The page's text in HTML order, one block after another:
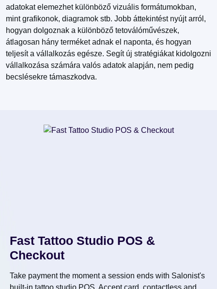
adatokat elemezhet különböző vizuális formátumokban,
mint grafikonok, diagramok stb. Jobb áttekintést nyújt arról,
hogyan dolgoznak a különböző tetoválóművészek,
átlagosan hány terméket adnak el naponta, és hogyan
teljesít a vállalkozás egésze. Segít új stratégiákat kidolgozni
vállalkozása számára valós adatok alapján, nem pedig
becslésekre támaszkodva.
Fast Tattoo Studio POS &
Checkout
Take payment the moment a session ends with Salonist's
built-in tattoo studio POS. Accept card, contactless and